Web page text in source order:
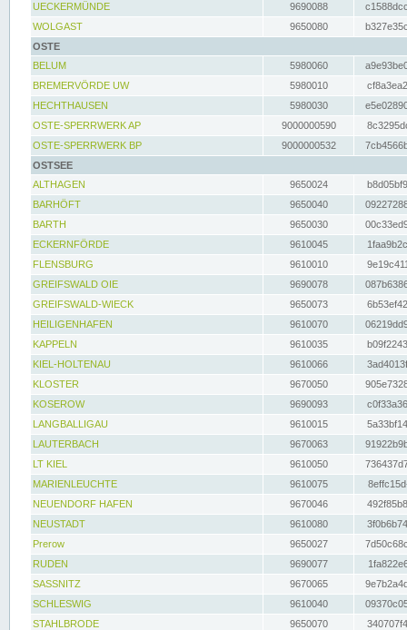
UECKERMÜNDE
9690088
WOLGAST
9650080
OSTE
BELUM
5980060
BREMERVÖRDE UW
5980010
HECHTHAUSEN
5980030
OSTE-SPERRWERK AP
9000000590
OSTE-SPERRWERK BP
9000000532
OSTSEE
ALTHAGEN
9650024
BARHÖFT
9650040
BARTH
9650030
ECKERNFÖRDE
9610045
FLENSBURG
9610010
GREIFSWALD OIE
9690078
GREIFSWALD-WIECK
9650073
HEILIGENHAFEN
9610070
KAPPELN
9610035
KIEL-HOLTENAU
9610066
KLOSTER
9670050
KOSEROW
9690093
LANGBALLIGAU
9610015
LAUTERBACH
9670063
LT KIEL
9610050
MARIENLEUCHTE
9610075
NEUENDORF HAFEN
9670046
NEUSTADT
9610080
Prerow
9650027
RUDEN
9690077
SASSNITZ
9670065
SCHLESWIG
9610040
STAHLBRODE
9650070